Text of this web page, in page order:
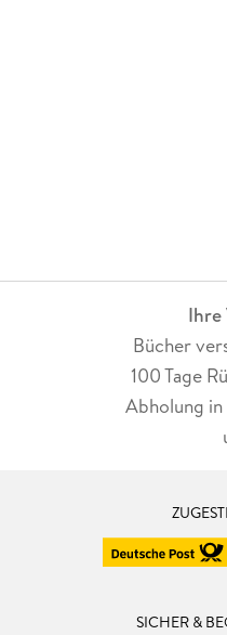
Ihre
Bücher
100 Tage
Abholung
SICHER &